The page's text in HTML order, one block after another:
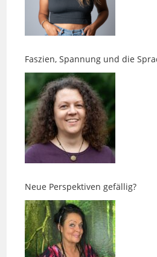
Faszien, Spannung und die
Neue Perspektiven gefällig?